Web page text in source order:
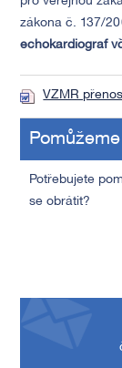
zákona č. 137/
echokardiograf
VZMR
Potřebujete
se obrátit?